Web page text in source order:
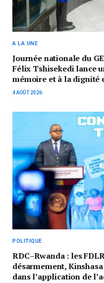
A LA UNE
Journée nationale du
Félix Tshisekedi lance
mémoire et à la dignité
4 AOÛT 2026
POLITIQUE
RDC–Rwanda : les
désarmement,
dans l’application de